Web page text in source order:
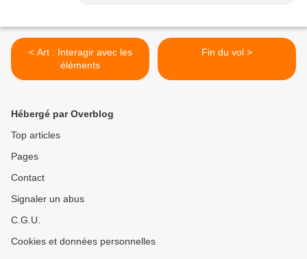
< Art : Interagir avec les
éléments
Fin du vol >
Hébergé par Overblog
Top articles
Pages
Contact
Signaler un abus
C.G.U.
Cookies et données personnelles